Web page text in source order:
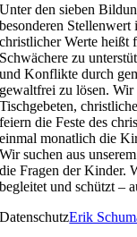
Unter den sieben
besonderen
christlicher Werte heißt
Schwächere zu unter
und Konflikte durch
gewaltfrei zu lösen. Wir
Tischgebeten,
feiern die Feste des
einmal monatlich die
Wir suchen aus
die Fragen der Kinder.
begleitet und schützt –
DatenschutzErik